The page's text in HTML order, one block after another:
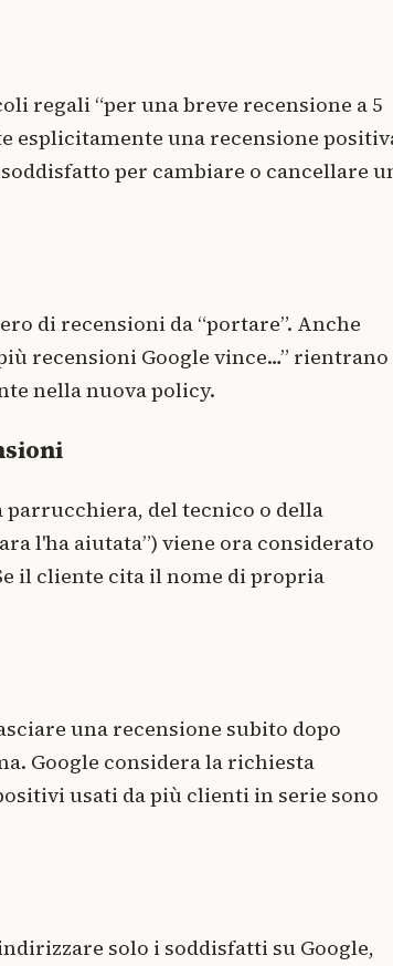
regali “per una breve recensione a 5
esplicitamente una recensione
per cambiare o cancellare
di recensioni da “portare”. Anche
recensioni Google vince…” rientrano
nella nuova policy.
del tecnico o della
l'ha aiutata”) viene ora considerato
il cliente cita il nome di propria
una recensione subito dopo
Google considera la richiesta
usati da più clienti in serie sono
solo i soddisfatti su Google,